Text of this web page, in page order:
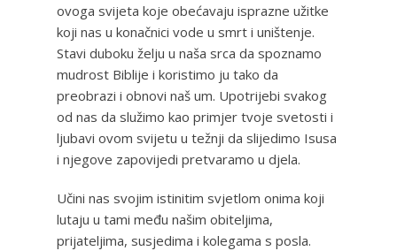
ovoga svijeta koje obećavaju isprazne užitke
koji nas u konačnici vode u smrt i uništenje.
Stavi duboku želju u naša srca da spoznamo
mudrost Biblije i koristimo ju tako da
preobrazi i obnovi naš um. Upotrijebi svakog
od nas da služimo kao primjer tvoje svetosti i
ljubavi ovom svijetu u težnji da slijedimo Isusa
i njegove zapovijedi pretvaramo u djela.
Učini nas svojim istinitim svjetlom onima koji
lutaju u tami među našim obiteljima,
prijateljima, susjedima i kolegama s posla.